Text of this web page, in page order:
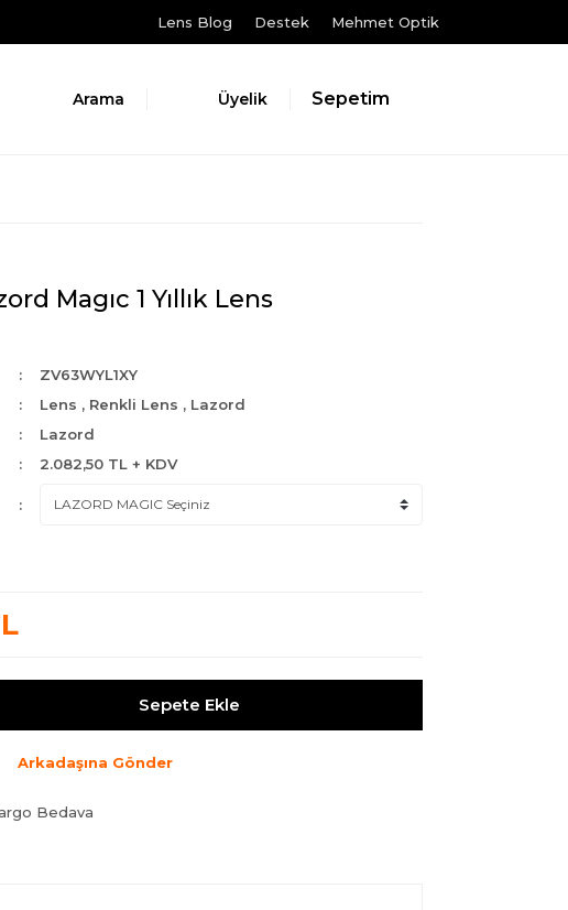
Lens Blog Destek Mehmet Optik
Arama Üyelik Sepetim
Magıc 1 Yıllık Lens
ZV63WYL1XY
Lens , Renkli Lens , Lazord
Lazord
2.082,50 TL + KDV
Sepete Ekle
Arkadaşına Gönder
Bedava